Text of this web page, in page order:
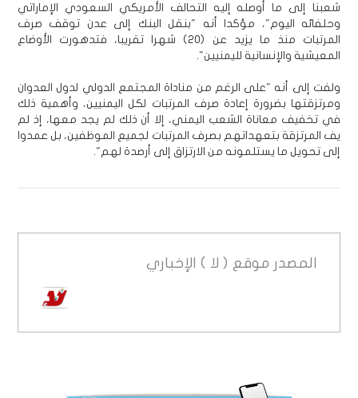
شعبنا إلى ما أوصله إليه التحالف الأمريكي السعودي الإماراتي
وحلفائه اليوم"، مؤكدا أنه "بنقل البنك إلى عدن توقف صرف
المرتبات منذ ما يزيد عن (20) شهرا تقريبا، فتدهورت الأوضاع
المعيشية والإنسانية لليمنيين".
ولفت إلى أنه "على الرغم من مناداة المجتمع الدولي لدول العدوان
ومرتزقتها بضرورة إعادة صرف المرتبات لكل اليمنيين، وأهمية ذلك
في تخفيف معاناة الشعب اليمني، إلا أن ذلك لم يجد معها، إذ لم
يف المرتزقة بتعهداتهم بصرف المرتبات لجميع الموظفين، بل عمدوا
إلى تحويل ما يستلمونه من الارتزاق إلى أرصدة لهم".
المصدر موقع ( لا ) الإخباري